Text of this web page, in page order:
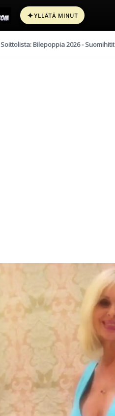
✦YLLÄTÄ MINUT
Soittolista: Bilepoppia 2026 - Suomihitit